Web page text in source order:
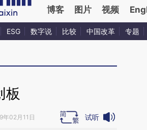
博客 图片 视频
ESG 数字说 比较 中国改革 专题
板
年02月11日 试听